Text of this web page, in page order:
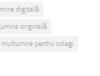
digitală
originală
pentru colegi